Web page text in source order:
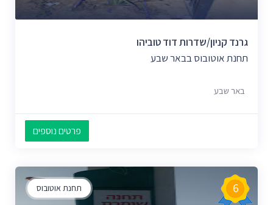
גרנד קניון/שדרות דוד טוביהו
תחנת אוטובוס בבאר שבע
באר שבע
פרטים נוספים
תחנת אוטובוס 6